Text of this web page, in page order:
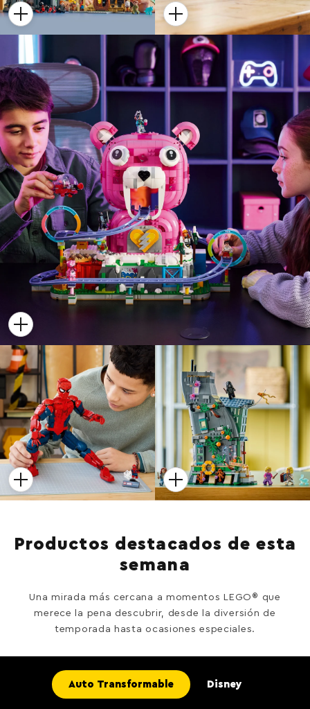
Productos destacados de esta
semana
Una mirada más cercana a momentos LEGO ® que
merece la pena descubrir, desde la diversión de
temporada hasta ocasiones especiales.
Auto Transformable Disney